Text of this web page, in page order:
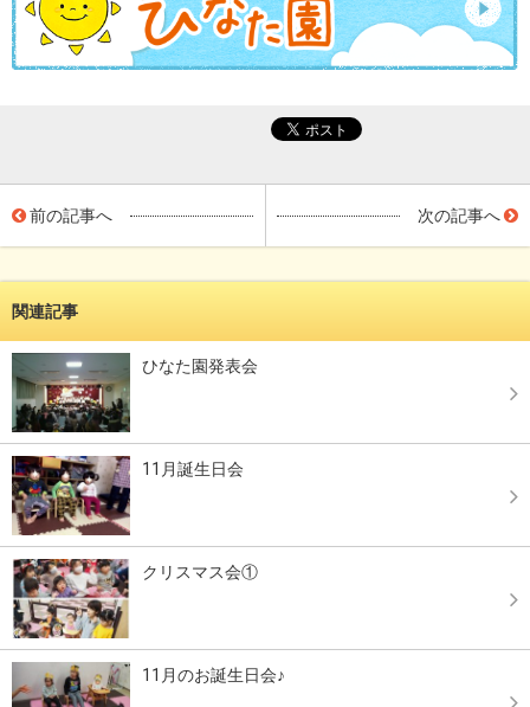
前の記事へ 次の記事へ
関連記事
ひなた園発表会
11月誕生日会
クリスマス会①
11月のお誕生日会♪